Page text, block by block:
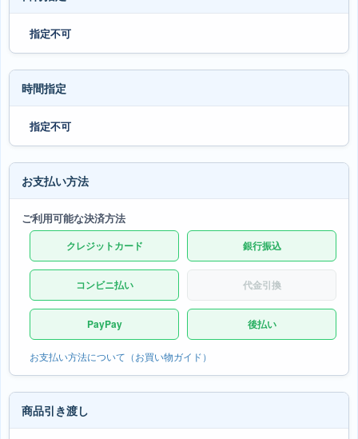
指定不可
時間指定
指定不可
お支払い方法
ご利用可能な決済方法
クレジットカード 銀行振込
コンビニ払い 代金引換
PayPay 後払い
お支払い方法について（お買い物ガイド）
商品引き渡し